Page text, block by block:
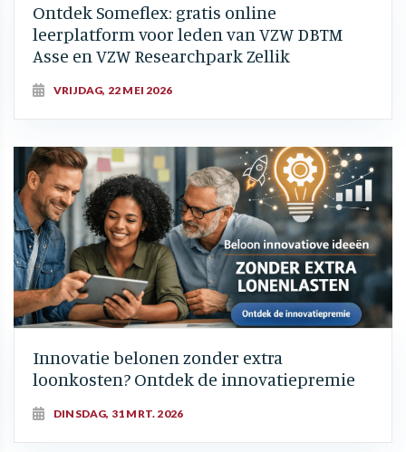
Ontdek Someflex: gratis online
leerplatform voor leden van VZW DBTM
Asse en VZW Researchpark Zellik
VRIJDAG, 22 MEI 2026
Innovatie belonen zonder extra
loonkosten? Ontdek de innovatiepremie
DINSDAG, 31 MRT. 2026